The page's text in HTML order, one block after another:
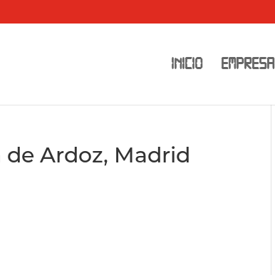
INICIO EMPRESA
de Ardoz, Madrid